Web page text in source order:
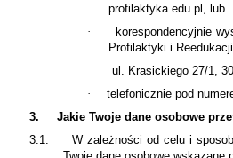
profilaktyka.edu.pl, lub
·
korespondencyjnie
Profilaktyki i
ul. Krasickiego 27/1,
·
telefonicznie pod
3.
Jakie Twoje dane osobowe
3.1.
W zależności od celu i